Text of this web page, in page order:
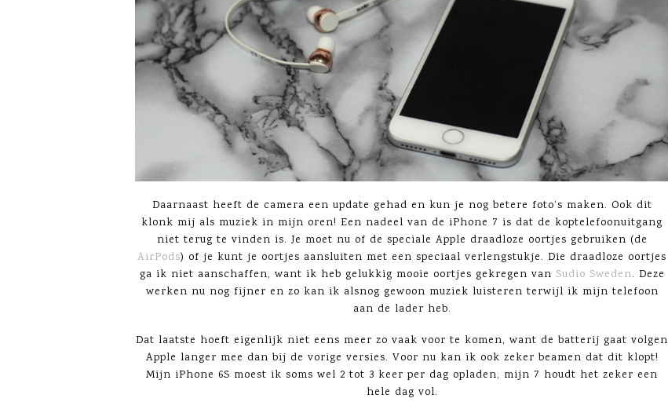
Daarnaast heeft de camera een update gehad en kun je nog betere foto’s maken. Ook dit
klonk mij als muziek in mijn oren! Een nadeel van de iPhone 7 is dat de koptelefoonuitgang
niet terug te vinden is. Je moet nu of de speciale Apple draadloze oortjes gebruiken (de
AirPods) of je kunt je oortjes aansluiten met een speciaal verlengstukje. Die draadloze oortjes
ga ik niet aanschaffen, want ik heb gelukkig mooie oortjes gekregen van Sudio Sweden. Deze
werken nu nog fijner en zo kan ik alsnog gewoon muziek luisteren terwijl ik mijn telefoon
aan de lader heb.
Dat laatste hoeft eigenlijk niet eens meer zo vaak voor te komen, want de batterij gaat volgen
Apple langer mee dan bij de vorige versies. Voor nu kan ik ook zeker beamen dat dit klopt!
Mijn iPhone 6S moest ik soms wel 2 tot 3 keer per dag opladen, mijn 7 houdt het zeker een
hele dag vol.